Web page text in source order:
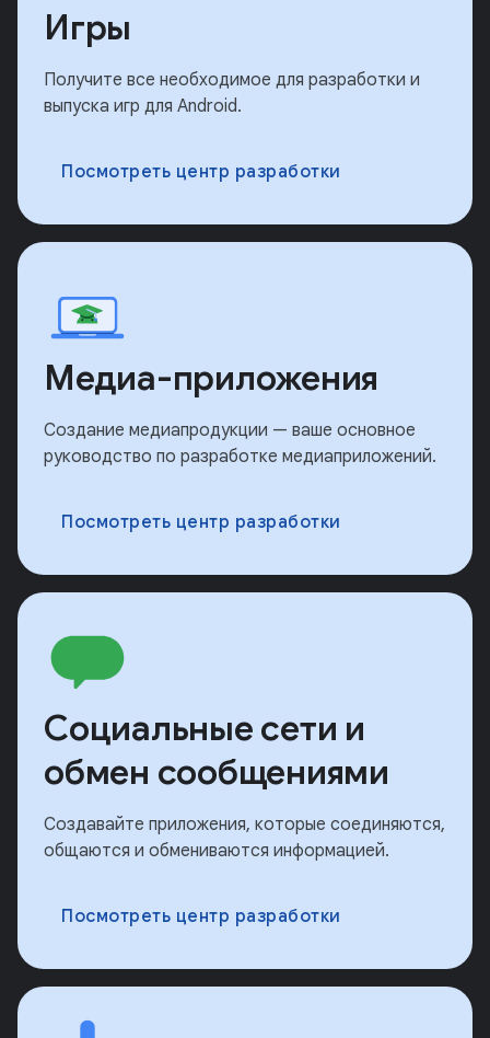
Игры
Получите все необходимое для разработки и
выпуска игр для Android.
Посмотреть центр разработки
Медиа-приложения
Создание медиапродукции — ваше основное
руководство по разработке медиаприложений.
Посмотреть центр разработки
Социальные сети и
обмен сообщениями
Создавайте приложения, которые соединяются,
общаются и обмениваются информацией.
Посмотреть центр разработки